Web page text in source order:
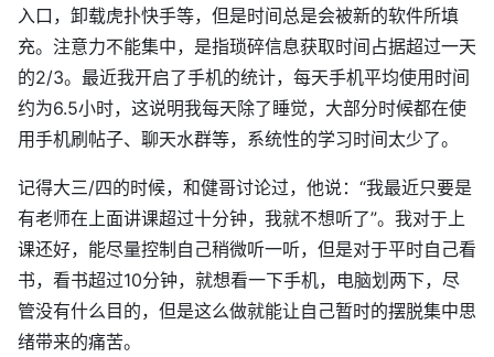
入口，卸载虎扑快手等，但是时间总是会被新的软件所填
充。注意力不能集中，是指琐碎信息获取时间占据超过一天
的2/3。最近我开启了手机的统计，每天手机平均使用时间
约为6.5小时，这说明我每天除了睡觉，大部分时候都在使
用手机刷帖子、聊天水群等，系统性的学习时间太少了。
记得大三/四的时候，和健哥讨论过，他说：“我最近只要是
有老师在上面讲课超过十分钟，我就不想听了”。我对于上
课还好，能尽量控制自己稍微听一听，但是对于平时自己看
书，看书超过10分钟，就想看一下手机，电脑划两下，尽
管没有什么目的，但是这么做就能让自己暂时的摆脱集中思
绪带来的痛苦。